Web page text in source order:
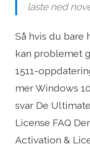
laste ned
Så hvis du bare
kan problemet
1511-
mer Windows
svar De
License FAQ
Activation &